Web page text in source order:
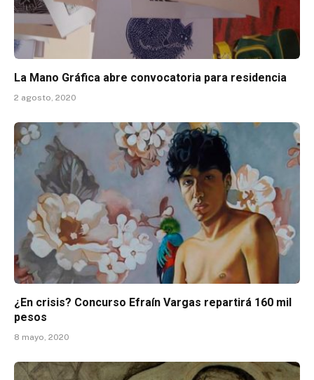
La Mano Gráfica abre convocatoria para residencia
2 agosto, 2020
¿En crisis? Concurso Efraín Vargas repartirá 160 mil
pesos
8 mayo, 2020